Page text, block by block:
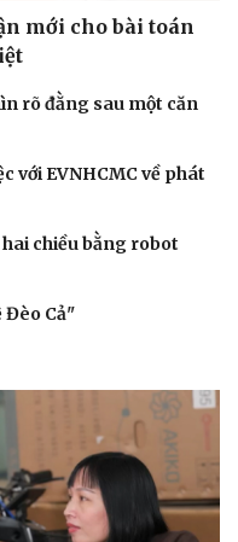
mới cho bài toán
rõ đằng sau một căn
với EVNHCMC về phát
chiều bằng robot
Đèo Cả"